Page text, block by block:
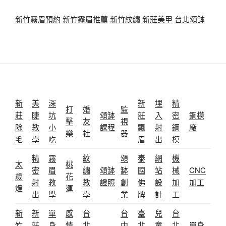
新竹霧眉預約 新竹霧眉推薦 新竹紋繡新莊美甲 台北頌缽
新
莊
除
毛
美
睫
教
學
深
坑
小
吃
打
擊
樂
婚
友
社
頌缽
課程
監
視
器
新
莊
飄
眉
埋
入
射
出
精
密
鋼
模
鋼模
廠
太
歲
燈
精
密
射
出
霧
眉
教
學
桃
花
運
紋
繡
教
學
頌缽
證照
頌
缽
創
業
泰
國
佛
牌
網
站
設
計
機
械
加
工
CNC
加工
新
新
單
感
台
台
臺
兒
台